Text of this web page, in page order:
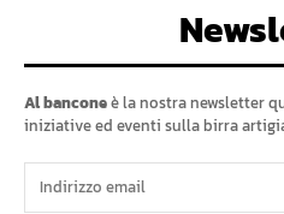
Al banconeè la nostra newsletter
iniziative ed eventi sulla birra